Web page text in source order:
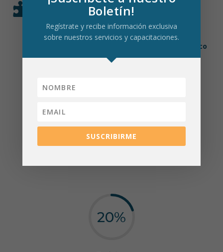

METODOLOGÍA EN CADA
CAPACITACIÓN
Nuestra metodología prioriza la práctica sobre la
asegurando un aprendizaje útil, dinámico
y aplicable.
20%
Boletín!
Regístrate y recibe información exclusiva
sobre nuestros servicios y capacitaciones.
SUSCRIBIRME